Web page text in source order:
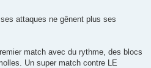
attaques ne gênent plus ses
match avec du rythme, des blocs
Un super match contre LE